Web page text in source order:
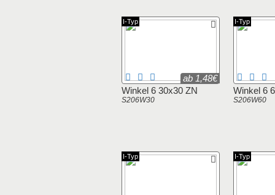
Winkel 6 30x30 ZN
S206W30
ab 1,48€
I-Typ
Winkel 6
S206W60
I-Typ
I-Typ I-Typ